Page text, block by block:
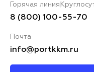
Горячая линия
8 (800) 100-55-70
Почта
info@portkkm.ru